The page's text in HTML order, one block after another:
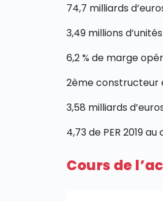
74,7 milliards
3,49 millions
6,2 % de marge
2ème constructeur
3,58 milliards
4,73 de PER 2019
Cours de